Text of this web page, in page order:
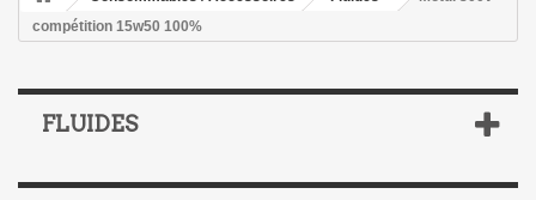
compétition 15w50 100%
FLUIDES